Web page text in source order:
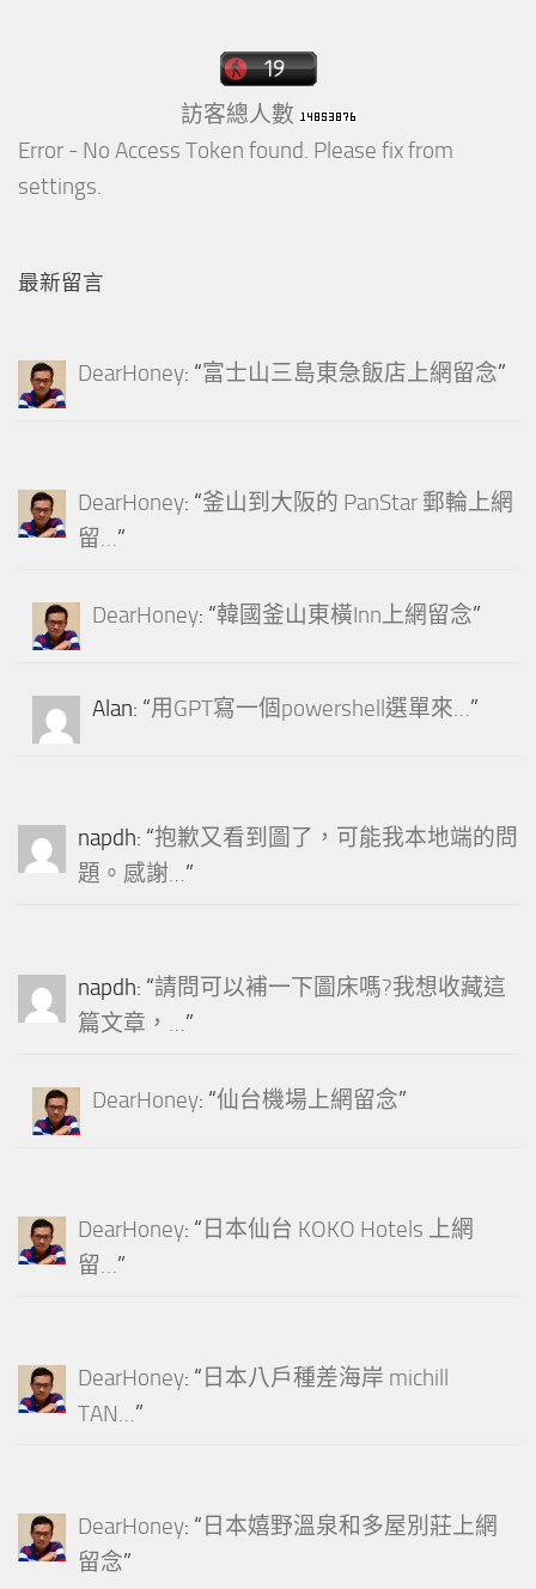
訪客總人數
Error - No Access Token found. Please fix from
settings.
最新留言
DearHoney: “富士山三島東急飯店上網留念”
DearHoney: “釜山到大阪的 PanStar 郵輪上網
留…”
DearHoney: “韓國釜山東橫Inn上網留念”
Alan: “用GPT寫一個powershell選單來…”
napdh: “抱歉又看到圖了，可能我本地端的問
題。感謝…”
napdh: “請問可以補一下圖床嗎?我想收藏這
篇文章，…”
DearHoney: “仙台機場上網留念”
DearHoney: “ 日本仙台 KOKO Hotels 上網
留…”
DearHoney: “ 日本八戶種差海岸 michill
TAN…”
DearHoney: “ 日本嬉野溫泉和多屋別莊上網
留念”